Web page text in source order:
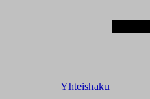
Yhteishaku